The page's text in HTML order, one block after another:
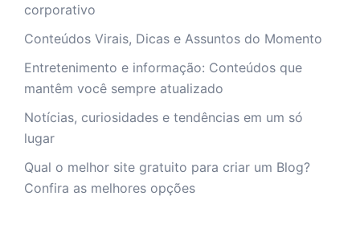
corporativo
Conteúdos Virais, Dicas e Assuntos do Momento
Entretenimento e informação: Conteúdos que
mantêm você sempre atualizado
Notícias, curiosidades e tendências em um só
lugar
Qual o melhor site gratuito para criar um Blog?
Confira as melhores opções